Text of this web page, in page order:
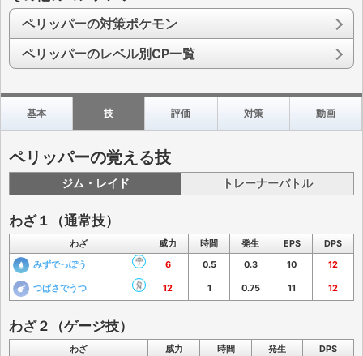
ペリッパーの対策ポケモン
ペリッパーのレベル別CP一覧
基本 技 評価 対策 動画
ペリッパーの覚える技
ジム・レイド トレーナーバトル
わざ１（通常技）
わざ 威力 時間 発生 EPS
DPS
みずでっぽう
6 0.5 0.3 10 12
つばさでうつ 12 1 0.75 11 12
わざ２（ゲージ技）
わざ 威力 時間 発生
DPS